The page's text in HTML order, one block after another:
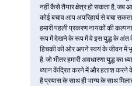
नहीं कैसे तैयार क्षेत्र हो सकता है, जब
कोई बचाव आप अपरिहार्य से बचा
हमारी पहली प्रकरण नायकों की
रूप में देखने के रूप में वे इस युद्ध के
हिचकी की ओर अपने स्वयं के जीवन में
है. जो भीतर हमारी अवधारणा युद्ध
ध्यान केंद्रित करने में और हताश करने
है प्रयास के साथ ही भाग्य के साथ